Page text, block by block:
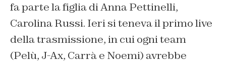
fa parte la figlia di Anna Pettinelli,
Carolina Russi. Ieri si teneva il primo live
della trasmissione, in cui ogni team
(Pelù, J-Ax, Carrà e Noemi) avrebbe